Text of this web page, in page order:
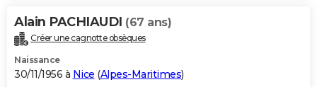
Alain PACHIAUDI (67 ans)
Créer une cagnotte obsèques
Naissance
30/11/1956 à Nice (Alpes-Maritimes)